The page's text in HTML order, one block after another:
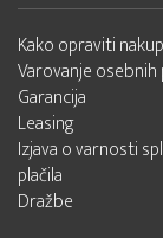
Kako opraviti nakup
Varovanje
Garancija
Leasing
Izjava o varnosti
plačila
Dražbe